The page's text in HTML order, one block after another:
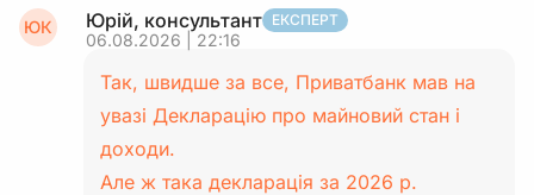
ЮК Юрій, консультант ЕКСПЕРТ
06.08.2026 | 22:16
Так, швидше за все, Приватбанк мав на
увазі Декларацію про майновий стан і
доходи.
Але ж така декларація за 2026 р.